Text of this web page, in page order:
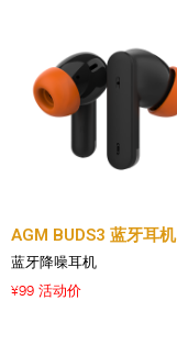
AGM BUDS3 蓝牙耳机
蓝牙降噪耳机
¥99 活动价